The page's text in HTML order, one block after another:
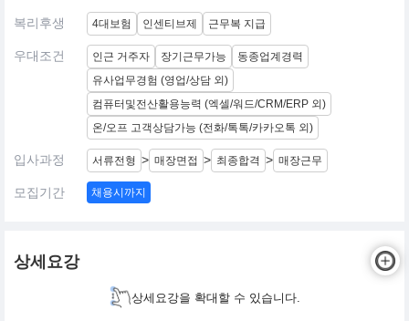
복리후생 4대보험 인센티브제 근무복 지급
우대조건 인근 거주자 장기근무가능
동종업계경력
유사업무경험 (영업/상담 외)
컴퓨터및전산활용능력 (엑셀/워드/CRM/ERP 외)
온/오프 고객상담가능 (전화/톡톡/카카오톡 외)
입사과정 서류전형 > 매장면접 > 최종합격 > 매장근무
모집기간 채용시까지
상세요강
상세요강을 확대할 수 있습니다.